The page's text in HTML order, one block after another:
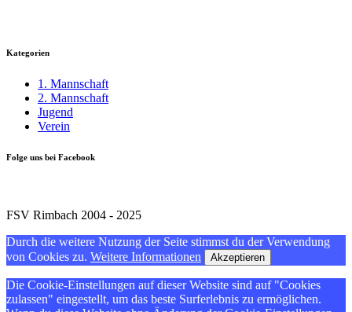
Kategorien
1. Mannschaft
2. Mannschaft
Jugend
Verein
Folge uns bei Facebook
FSV Rimbach 2004 - 2025
Durch die weitere Nutzung der Seite stimmst du der Verwendung
von Cookies zu. Weitere Informationen Akzeptieren
Die Cookie-Einstellungen auf dieser Website sind auf "Cookies
zulassen" eingestellt, um das beste Surferlebnis zu ermöglichen.